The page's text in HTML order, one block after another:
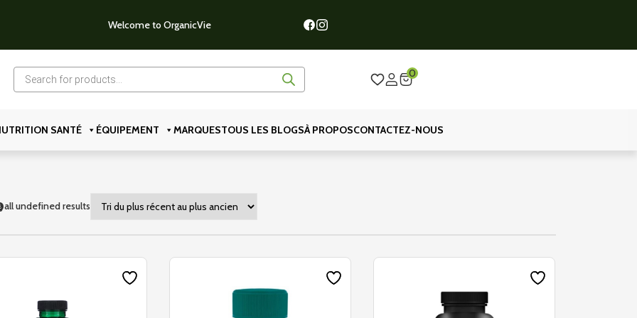
Welcome to OrganicVie
Recherche
produits
0
SANTÉ ÉQUIPEMENT MARQUESTOUS LES BLOGSÀ PROPOSCONTACTEZ-NOUS
all undefined results